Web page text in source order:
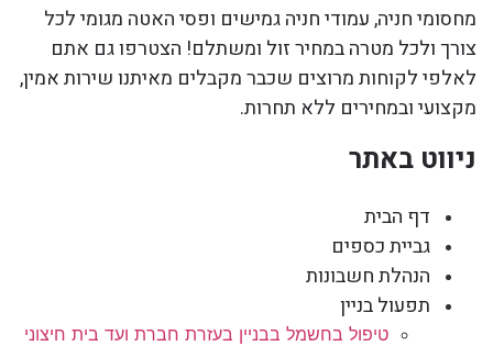
מחסומי חניה, עמודי חניה גמישים ופסי האטה מגומי לכל
צורך ולכל מטרה במחיר זול ומשתלם! הצטרפו גם אתם
לאלפי לקוחות מרוצים שכבר מקבלים מאיתנו שירות אמין,
מקצועי ובמחירים ללא תחרות.
ניווט באתר
דף הבית
גביית כספים
הנהלת חשבונות
תפעול בניין
טיפול בחשמל בבניין בעזרת חברת ועד בית חיצוני